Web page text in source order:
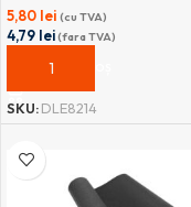
5,80 lei (cu TVA)
4,79 lei(fara TVA)
ADAUGĂ ÎN COȘ
SKU:DLE8214